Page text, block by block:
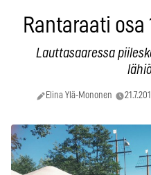
Rantaraati
Lauttasaaressa
Elina Ylä-Mononen